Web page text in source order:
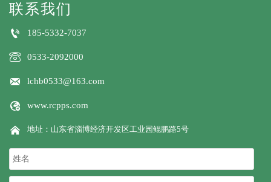
联系我们
 185-5332-7037
 0533-2092000
 lchb0533@163.com
 www.rcpps.com
 地址：山东省淄博经济开发区工业园鲲鹏路5号